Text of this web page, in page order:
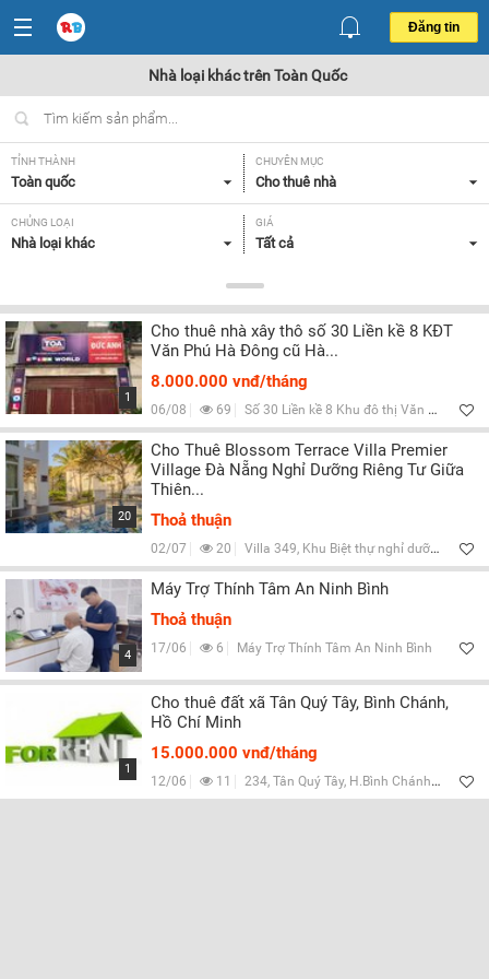
Đăng tin
Nhà loại khác trên Toàn Quốc
TỈNH THÀNH
Toàn quốc
CHUYÊN MỤC
Cho thuê nhà
CHỦNG LOẠI
Nhà loại khác
GIÁ
Tất cả
Tất cả
1
Cho thuê nhà xây thô số 30 Liền kề 8 KĐT
Văn Phú Hà Đông cũ Hà...
8.000.000 vnđ/tháng
06/08 69 Số 30 Liền kề 8 Khu đô thị Văn Phú, Phúc La, Q.Hà Đông, Hà Nội
20
Cho Thuê Blossom Terrace Villa Premier
Village Đà Nẵng Nghỉ Dưỡng Riêng Tư Giữa
Thiên...
Thoả thuận
02/07 20 Villa 349, Khu Biệt thự nghỉ dưỡng cao cấp Premier Village Da Nang Resort, 99 Đường Võ Nguyên Giáp, Phường Ngũ Hành Sơn, Thành phố Đà Nẵng, Việt Nam
4
Máy Trợ Thính Tâm An Ninh Bình
Thoả thuận
17/06 6 Máy Trợ Thính Tâm An Ninh Bình
1
Cho thuê đất xã Tân Quý Tây, Bình Chánh,
Hồ Chí Minh
15.000.000 vnđ/tháng
12/06 11 234, Tân Quý Tây, H.Bình Chánh, TP HCM